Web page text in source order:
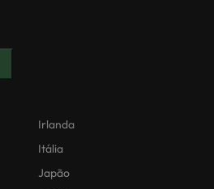
Irlanda
Itália
Japão